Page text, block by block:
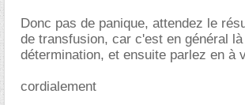
Donc pas de panique, attendez le
de transfusion, car c'est en général
détermination, et ensuite parlez en à
cordialement